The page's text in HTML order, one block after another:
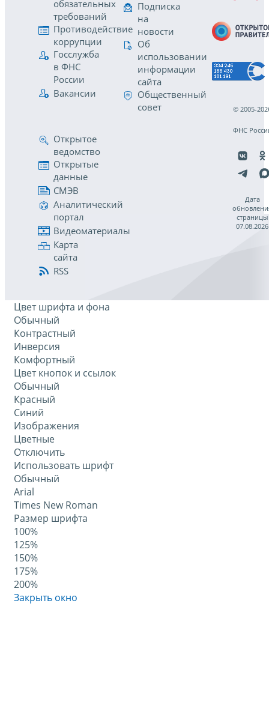
обязательных
требований
Противодействие
коррупции
Госслужба
в ФНС
России
Вакансии
Подписка
на
новости
Об
использовании
информации
сайта
Общественный
совет
Открытое
ведомство
Открытые
данные
СМЭВ
Аналитический
портал
Видеоматериалы
Карта
сайта
RSS
© 2005-
ФНС
Дата
страницы
07.08.2026
Цвет шрифта и фона
Обычный
Контрастный
Инверсия
Комфортный
Цвет кнопок и ссылок
Обычный
Красный
Синий
Изображения
Цветные
Отключить
Использовать шрифт
Обычный
Arial
Times New Roman
Размер шрифта
100%
125%
150%
175%
200%
Закрыть окно